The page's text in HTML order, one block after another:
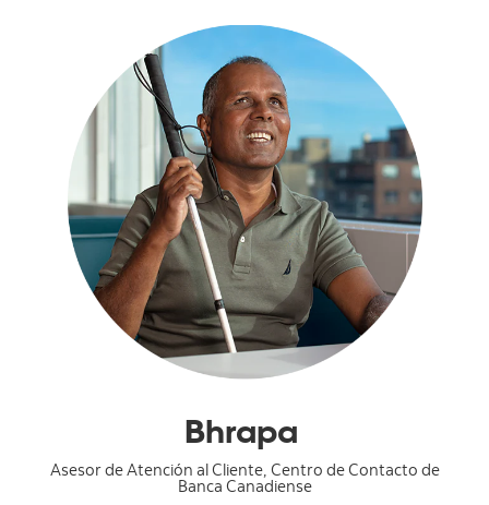
Bhrapa
Asesor de Atención al Cliente, Centro de Contacto de
Banca Canadiense